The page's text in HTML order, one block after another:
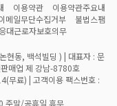
이용약관
이용약관주요내
메일무단수집거부
불법스팸
대근로자보호의무
현동, 백석빌딩 ) | 대표자 : 문
매업 제 강남-8780호
무료) | 고객이용 팩스번호 :
주말/공휴일 휴무